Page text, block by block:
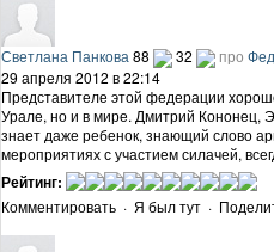
Светлана Панкова 88 32 про
29 апреля 2012 в 22:14
Представителе этой федерации
Урале, но и в мире. Дмитрий Кононец,
знает даже ребенок, знающий слово
мероприятиях с участием силачей,
Рейтинг:
Комментировать · Я был тут ·